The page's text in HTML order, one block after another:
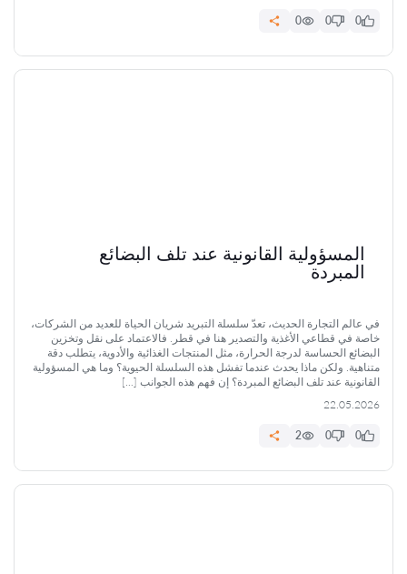
0
0
0
المسؤولية القانونية عند تلف البضائع
المبردة
في عالم التجارة الحديث، تعدّ سلسلة التبريد شريان الحياة للعديد من الشركات،
خاصة في قطاعي الأغذية والتصدير هنا في قطر. فالاعتماد على نقل وتخزين
البضائع الحساسة لدرجة الحرارة، مثل المنتجات الغذائية والأدوية، يتطلب دقة
متناهية. ولكن ماذا يحدث عندما تفشل هذه السلسلة الحيوية؟ وما هي المسؤولية
القانونية عند تلف البضائع المبردة؟ إن فهم هذه الجوانب […]
22.05.2026
0
0
2